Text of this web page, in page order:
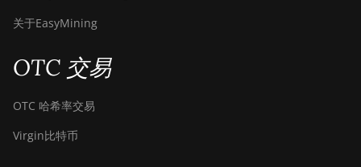
关于EasyMining
OTC 交易
OTC 哈希率交易
Virgin比特币